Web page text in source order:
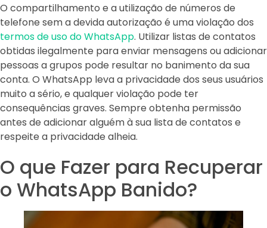
O compartilhamento e a utilização de números de
telefone sem a devida autorização é uma violação dos
termos de uso do WhatsApp. Utilizar listas de contatos
obtidas ilegalmente para enviar mensagens ou adicionar
pessoas a grupos pode resultar no banimento da sua
conta. O WhatsApp leva a privacidade dos seus usuários
muito a sério, e qualquer violação pode ter
consequências graves. Sempre obtenha permissão
antes de adicionar alguém à sua lista de contatos e
respeite a privacidade alheia.
O que Fazer para Recuperar
o WhatsApp Banido?